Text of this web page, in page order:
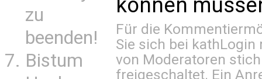
zu
beenden!
Bistum
Für die
Sie sich bei kathLogin
von Moderatoren
freigeschaltet. Ein